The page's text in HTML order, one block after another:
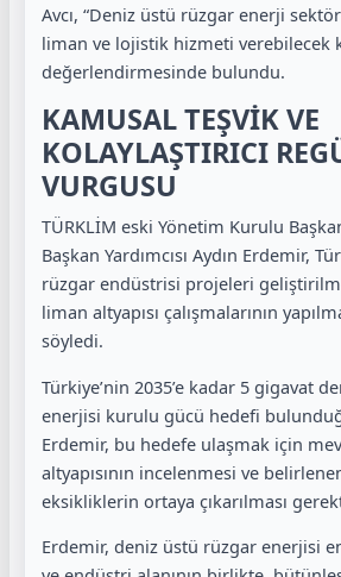
Avcı, “Deniz üstü rüzgar enerji
liman ve lojistik hizmeti verebilecek
değerlendirmesinde bulundu.
KAMUSAL TEŞVİK VE
KOLAYLAŞTIRICI
VURGUSU
TÜRKLİM eski Yönetim Kurulu
Başkan Yardımcısı Aydın Erdemir,
rüzgar endüstrisi projeleri
liman altyapısı çalışmalarının
söyledi.
Türkiye’nin 2035’e kadar 5 gigavat
enerjisi kurulu gücü hedefi
Erdemir, bu hedefe ulaşmak için
altyapısının incelenmesi ve
eksikliklerin ortaya çıkarılması
Erdemir, deniz üstü rüzgar enerjisi